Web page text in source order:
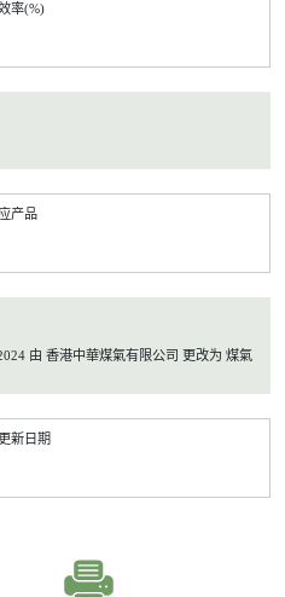
率(%)
产品
由 香港中華煤氣有限公司 更改为 煤氣
新日期